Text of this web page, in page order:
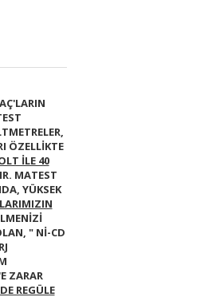
ÖZELLİKTE
İLE 40
MATEST
YÜKSEK
" Nİ-CD
ZARAR
REGÜLE